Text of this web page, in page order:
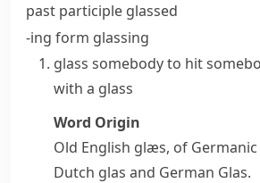
past participle glassed
-ing form glassing
glass somebodyto hit
with a glass
Word Origin
Old English glæs, of
Dutch glas and German Glas.